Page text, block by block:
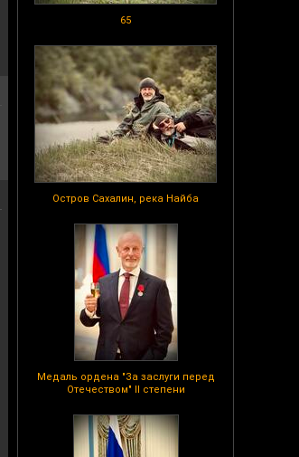
65
Остров Сахалин, река Найба
Медаль ордена "За заслуги перед
Отечеством" II степени